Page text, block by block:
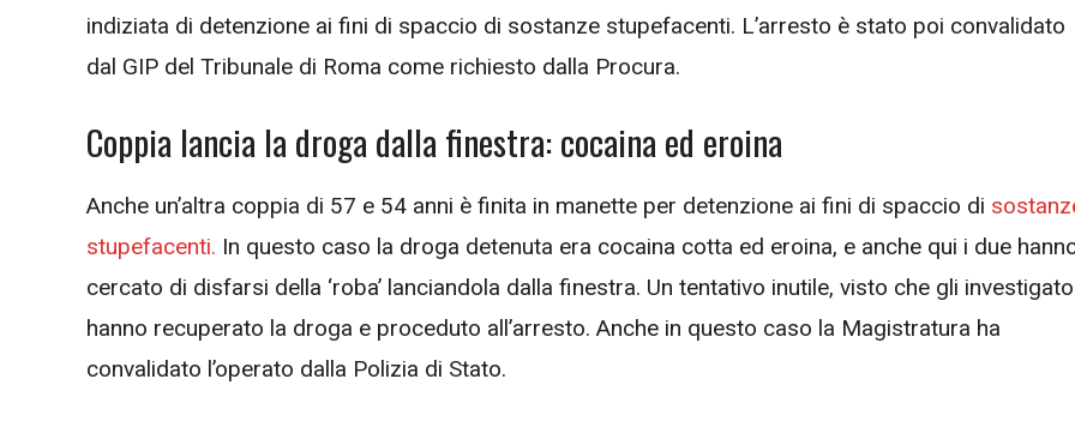
indiziata di detenzione ai fini di spaccio di sostanze stupefacenti. L’arresto è stato poi convalidato
dal GIP del Tribunale di Roma come richiesto dalla Procura.
Coppia lancia la droga dalla finestra: cocaina ed eroina
Anche un’altra coppia di 57 e 54 anni è finita in manette per detenzione ai fini di spaccio di
stupefacenti. In questo caso la droga detenuta era cocaina cotta ed eroina, e anche qui i due
cercato di disfarsi della ‘roba’ lanciandola dalla finestra. Un tentativo inutile, visto che gli
hanno recuperato la droga e proceduto all’arresto. Anche in questo caso la Magistratura ha
convalidato l’operato dalla Polizia di Stato.